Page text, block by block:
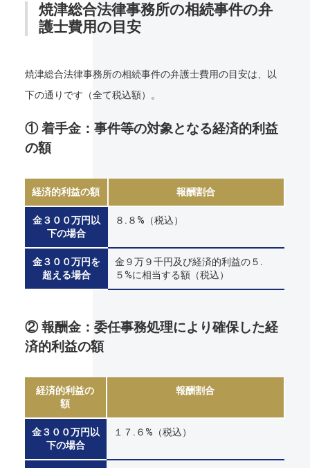
焼津総合法律事務所の相続事件の弁
護士費用の目安
焼津総合法律事務所の相続事件の弁護士費用の目安は、以
下の通りです（全て税込額）。
① 着手金：事件等の対象となる経済的利益
の額
経済的利益の額 報酬割合
金３００万円以
下の場合
８.８%（税込）
金３００万円を
超える場合
金９万９千円及び経済的利益の５.
５%に相当する額（税込）
② 報酬金：委任事務処理により確保した経
済的利益の額
経済的利益の
額
報酬割合
金３００万円以
下の場合
１７.６%（税込）